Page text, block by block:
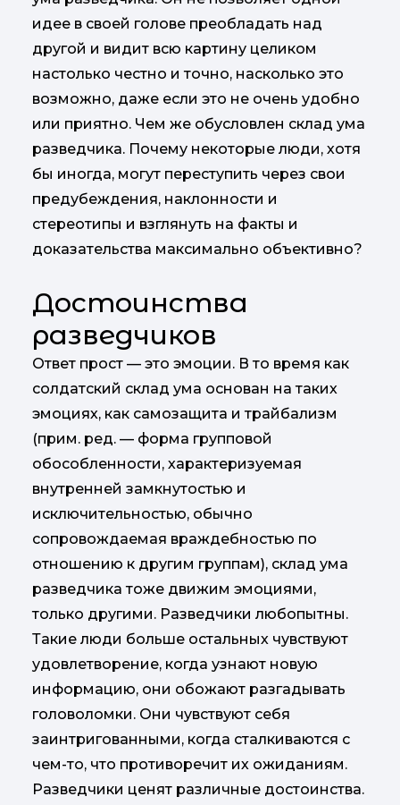
идее в своей голове преобладать над
другой и видит всю картину целиком
настолько честно и точно, насколько это
возможно, даже если это не очень удобно
или приятно. Чем же обусловлен склад ума
разведчика. Почему некоторые люди, хотя
бы иногда, могут переступить через свои
предубеждения, наклонности и
стереотипы и взглянуть на факты и
доказательства максимально объективно?
Достоинства
разведчиков
Ответ прост — это эмоции. В то время как
солдатский склад ума основан на таких
эмоциях, как самозащита и трайбализм
(прим. ред. — форма групповой
обособленности, характеризуемая
внутренней замкнутостью и
исключительностью, обычно
сопровождаемая враждебностью по
отношению к другим группам), склад ума
разведчика тоже движим эмоциями,
только другими. Разведчики любопытны.
Такие люди больше остальных чувствуют
удовлетворение, когда узнают новую
информацию, они обожают разгадывать
головоломки. Они чувствуют себя
заинтригованными, когда сталкиваются с
чем-то, что противоречит их ожиданиям.
Разведчики ценят различные достоинства.